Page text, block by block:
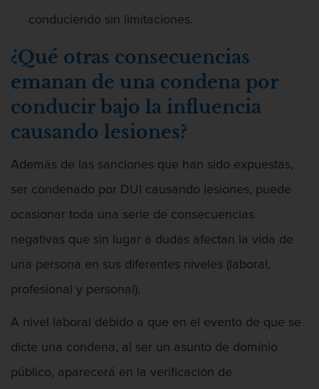
conduciendo sin limitaciones.
¿Qué otras consecuencias
emanan de una condena por
conducir bajo la influencia
causando lesiones?
Además de las sanciones que han sido expuestas,
ser condenado por DUI causando lesiones, puede
ocasionar toda una serie de consecuencias
negativas que sin lugar a dudas afectan la vida de
una persona en sus diferentes niveles (laboral,
profesional y personal).
A nivel laboral debido a que en el evento de que se
dicte una condena, al ser un asunto de dominio
público, aparecerá en la verificación de